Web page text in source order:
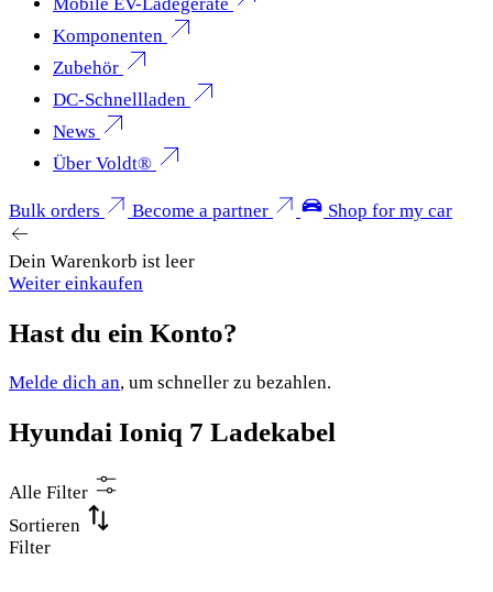
Mobile EV-Ladegeräte
Komponenten
Zubehör
DC-Schnellladen
News
Über Voldt®
Bulk orders Become a partner Shop for my car
Dein Warenkorb ist leer
Weiter einkaufen
Hast du ein Konto?
Melde dich an, um schneller zu bezahlen.
Hyundai Ioniq 7 Ladekabel
Alle Filter
Sortieren
Filter